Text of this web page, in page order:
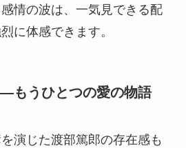
情の波は、一気見できる配
に体感できます。
もうひとつの愛の物語
演じた渡部篤郎の存在感も